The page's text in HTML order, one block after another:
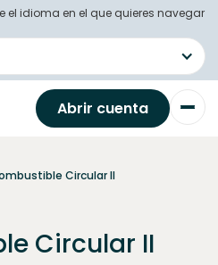
el idioma en el que quieres navegar
Abrir cuenta
Circular II
Circular II